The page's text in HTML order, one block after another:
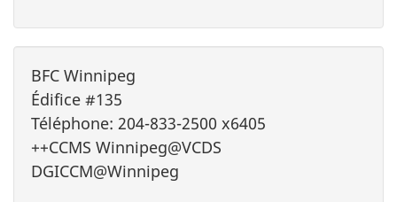
BFC Winnipeg
Édifice #135
Téléphone: 204-833-2500 x6405
++CCMS Winnipeg@VCDS
DGICCM@Winnipeg